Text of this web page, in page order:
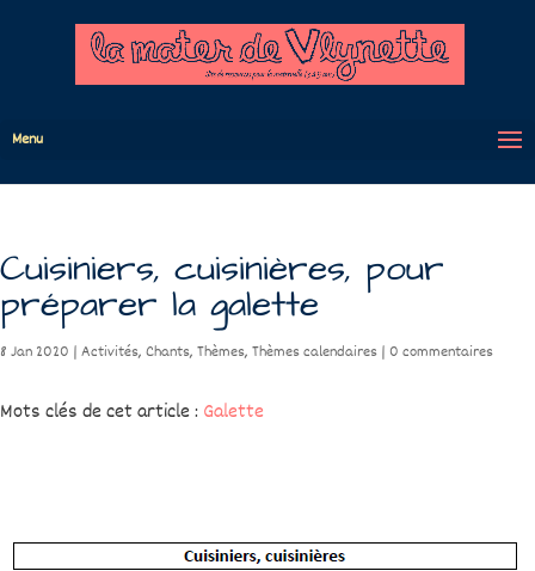
Menu
Cuisiniers, cuisinières, pour
préparer la galette
8 Jan 2020 | Activités, Chants, Thèmes, Thèmes calendaires | 0 commentaires
Mots clés de cet article : Galette